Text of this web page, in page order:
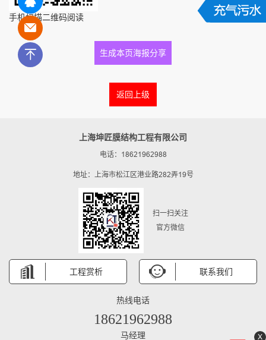
手机扫描二维码阅读
生成本页海报分享
返回上级
上海坤匠膜结构工程有限公司
电话：18621962988
地址：上海市松江区港业路282弄19号
扫一扫关注
官方微信
工程赏析 联系我们
热线电话
18621962988
马经理 X